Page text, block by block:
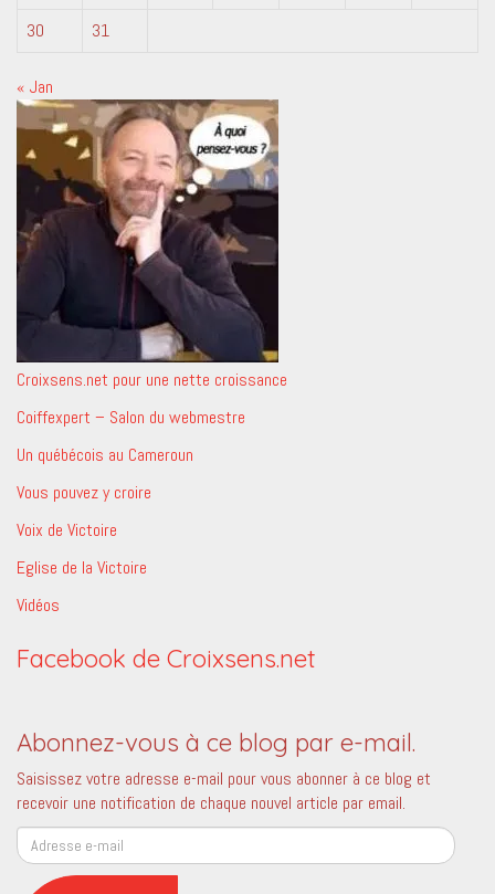
30
31
« Jan
Croixsens.net pour une nette croissance
Coiffexpert – Salon du webmestre
Un québécois au Cameroun
Vous pouvez y croire
Voix de Victoire
Eglise de la Victoire
Vidéos
Facebook de Croixsens.net
Abonnez-vous à ce blog par e-mail.
Saisissez votre adresse e-mail pour vous abonner à ce blog et
recevoir une notification de chaque nouvel article par email.
Adresse
e-
mail